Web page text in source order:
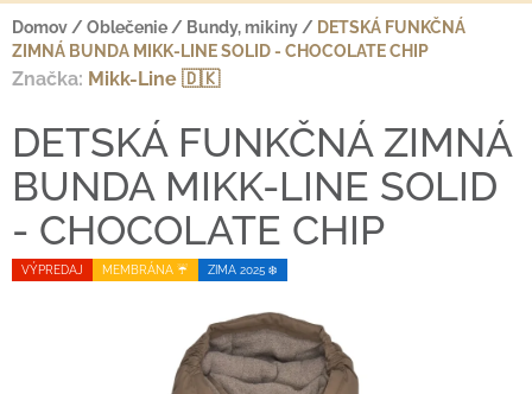
Domov / Oblečenie / Bundy, mikiny / DETSKÁ FUNKČNÁ
ZIMNÁ BUNDA MIKK-LINE SOLID - CHOCOLATE CHIP
VÝPREDAJ MEMBRÁNA ☔️ ZIMA 2025 ❄️
DETSKÁ FUNKČNÁ ZIMNÁ
BUNDA MIKK-LINE SOLID
- CHOCOLATE CHIP
Značka: Mikk-Line 🇩🇰